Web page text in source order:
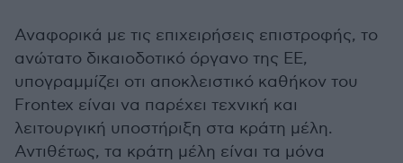
Αναφορικά με τις επιχειρήσεις επιστροφής, το
ανώτατο δικαιοδοτικό όργανο της ΕΕ,
υπογραμμίζει οτι αποκλειστικό καθήκον του
Frontex είναι να παρέχει τεχνική και
λειτουργική υποστήριξη στα κράτη μέλη.
Αντιθέτως, τα κράτη μέλη είναι τα μόνα